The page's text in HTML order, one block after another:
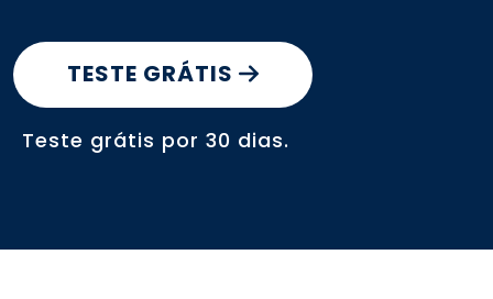
TESTE GRÁTIS
Teste grátis por 30 dias.